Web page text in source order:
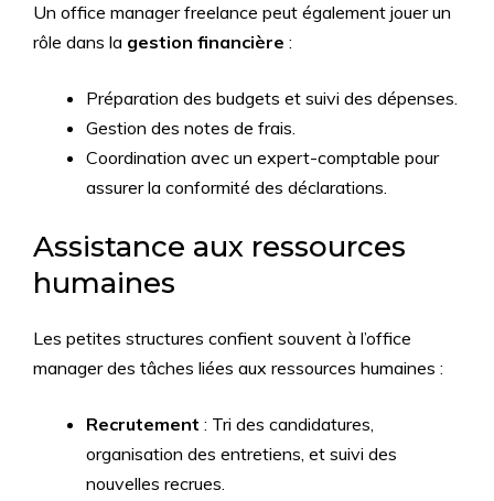
Un office manager freelance peut également jouer un
rôle dans la gestion financière :
Préparation des budgets et suivi des dépenses.
Gestion des notes de frais.
Coordination avec un expert-comptable pour
assurer la conformité des déclarations.
Assistance aux ressources
humaines
Les petites structures confient souvent à l’office
manager des tâches liées aux ressources humaines :
Recrutement : Tri des candidatures,
organisation des entretiens, et suivi des
nouvelles recrues.